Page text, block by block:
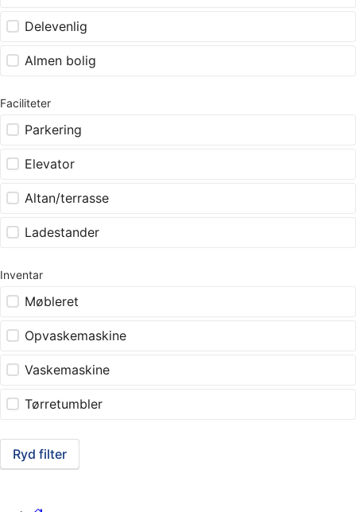
Delevenlig
Almen bolig
Faciliteter
Parkering
Elevator
Altan/terrasse
Ladestander
Inventar
Møbleret
Opvaskemaskine
Vaskemaskine
Tørretumbler
Ryd filter